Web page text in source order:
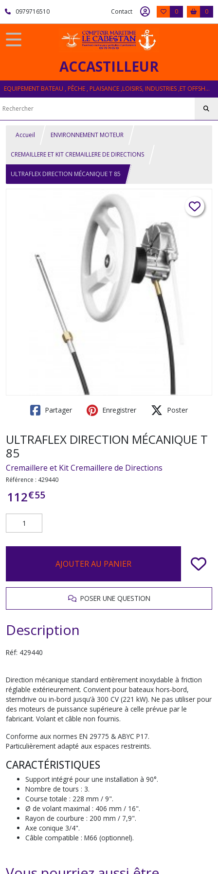
0979716510 Contact 0 0
ACCASTILLEUR
EQUIPEMENT BATEAU , PÊCHE , PLAISANCE ,LOISIRS, INDUSTRIES ,ET OFFSHORE
Accueil ENVIRONNEMENT MOTEUR
CREMAILLERE ET KIT CREMAILLERE DE DIRECTIONS
ULTRAFLEX DIRECTION MÉCANIQUE T 85
Partager Enregistrer Poster
ULTRAFLEX DIRECTION MÉCANIQUE T
85
Cremaillere et Kit Cremaillere de Directions
Référence : 429440
112€55
AJOUTER AU PANIER
POSER UNE QUESTION
Description
Réf: 429440
Direction mécanique standard entièrement inoxydable à friction
réglable extérieurement. Convient pour bateaux hors-bord,
sterndrive ou in-bord jusqu’à 300 CV (221 kW). Ne pas utiliser pour
des moteurs de puissance supérieure à celle prévue par le
fabricant. Volant et câble non fournis.
Conforme aux normes EN 29775 & ABYC P17.
Particulièrement adapté aux espaces restreints.
CARACTÉRISTIQUES
Support intégré pour une installation à 90°.
Nombre de tours : 3.
Course totale : 228 mm / 9".
Ø de volant maximal : 406 mm / 16".
Rayon de courbure : 200 mm / 7,9".
Axe conique 3/4".
Câble compatible : M66 (optionnel).